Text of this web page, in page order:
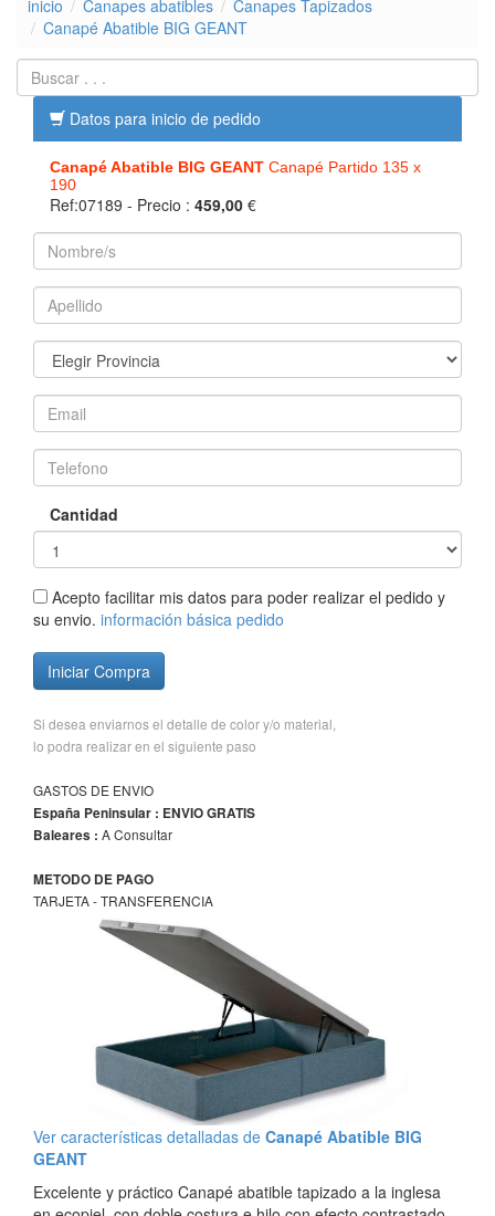
inicio Canapes abatibles
Canapes Tapizados
Canapé Abatible BIG GEANT
Datos para inicio de pedido
Canapé Abatible BIG GEANT Canapé Partido 135 x
190
Ref:07189 - Precio : 459,00 €
Cantidad
Acepto facilitar mis datos para poder realizar el pedido y
su envio. información básica pedido
Iniciar Compra
Si desea enviarnos el detalle de color y/o material,
lo podra realizar en el siguiente paso
GASTOS DE ENVIO
España Peninsular : ENVIO GRATIS
Baleares : A Consultar
METODO DE PAGO
TARJETA - TRANSFERENCIA
Ver características detalladas de Canapé Abatible BIG
GEANT
Excelente y práctico Canapé abatible tapizado a la inglesa